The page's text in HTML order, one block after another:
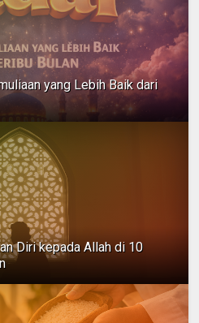
yang Lebih Baik dari
Diri kepada Allah di 10